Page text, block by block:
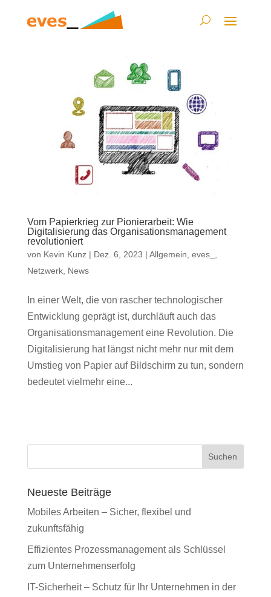
Vom Papierkrieg zur Pionierarbeit: Wie
Digitalisierung das Organisationsmanagement
revolutioniert
von Kevin Kunz| Dez. 6, 2023 | Allgemein eves_
Netzwerk, News
In einer Welt, die von rascher technologischer
Entwicklung geprägt ist, durchläuft auch das
Organisationsmanagement eine Revolution. Die
Digitalisierung hat längst nicht mehr nur mit dem
Umstieg von Papier auf Bildschirm zu tun, sondern
bedeutet vielmehr eine...
Suchen
Neueste Beiträge
Mobiles Arbeiten – Sicher, flexibel und
zukunftsfähig
Effizientes Prozessmanagement als Schlüssel
zum Unternehmenserfolg
IT-Sicherheit – Schutz für Ihr Unternehmen in der